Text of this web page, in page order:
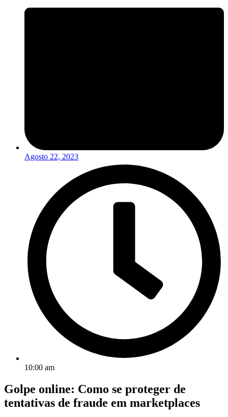
Agosto 22, 2023
10:00 am
Golpe online: Como se proteger de
tentativas de fraude em marketplaces